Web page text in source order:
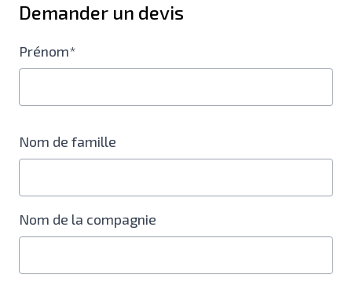
Demander un devis
Prénom*
Nom de famille
Nom de la compagnie